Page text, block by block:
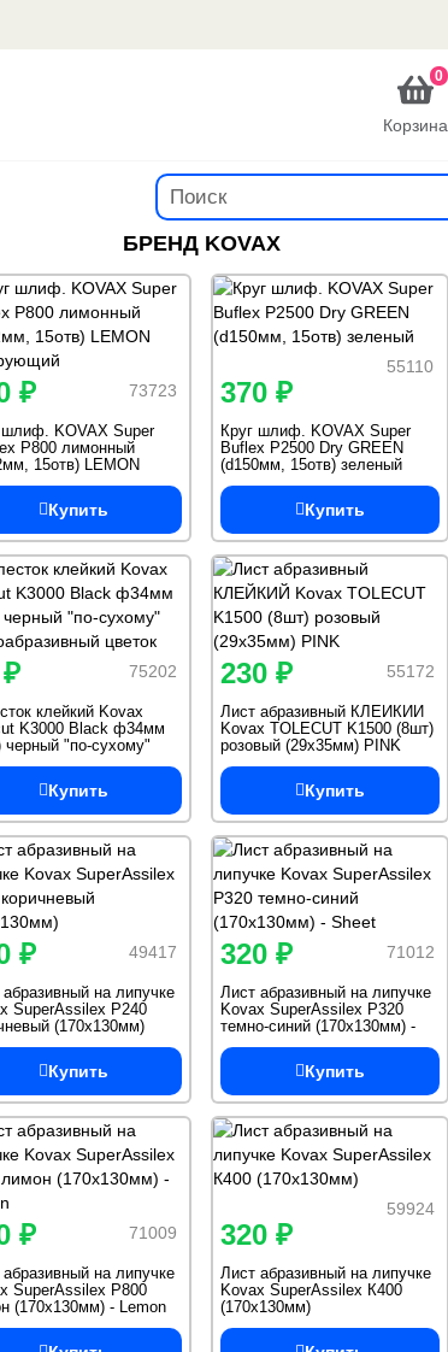
0
Корзина
БРЕНД KOVAX
73723
₽
шлиф. KOVAX Super
Р800 лимонный
15отв) LEMON
Купить
55110
370 ₽
Круг шлиф. KOVAX Super
Buflex Р2500 Dry GREEN
(d150мм, 15отв) зеленый
Купить
75202
клейкий Kovax
K3000 Black ф34мм
черный "по-сухому"
цветок
Купить
55172
230 ₽
Лист абразивный КЛЕЙКИЙ
Kovax TOLECUT K1500 (8шт)
розовый (29х35мм) PINK
Купить
49417
₽
на липучке
SuperAssilex P240
(170х130мм)
Купить
71012
320 ₽
Лист абразивный на липучке
Kovax SuperAssilex P320
темно-синий (170х130мм) -
Sheet
Купить
71009
₽
на липучке
SuperAssilex P800
(170х130мм) - Lemon
59924
320 ₽
Лист абразивный на липучке
Kovax SuperAssilex К400
(170х130мм)